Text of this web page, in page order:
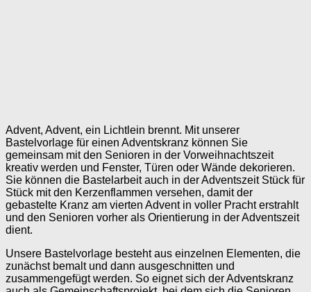
Advent, Advent, ein Lichtlein brennt. Mit unserer
Bastelvorlage für einen Adventskranz können Sie
gemeinsam mit den Senioren in der Vorweihnachtszeit
kreativ werden und Fenster, Türen oder Wände dekorieren.
Sie können die Bastelarbeit auch in der Adventszeit Stück für
Stück mit den Kerzenflammen versehen, damit der
gebastelte Kranz am vierten Advent in voller Pracht erstrahlt
und den Senioren vorher als Orientierung in der Adventszeit
dient.
Unsere Bastelvorlage besteht aus einzelnen Elementen, die
zunächst bemalt und dann ausgeschnitten und
zusammengefügt werden. So eignet sich der Adventskranz